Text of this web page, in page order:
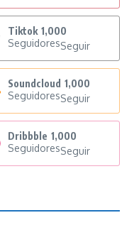
Tiktok 1,000
SeguidoresSeguir
Soundcloud 1,000
SeguidoresSeguir
Dribbble 1,000
SeguidoresSeguir